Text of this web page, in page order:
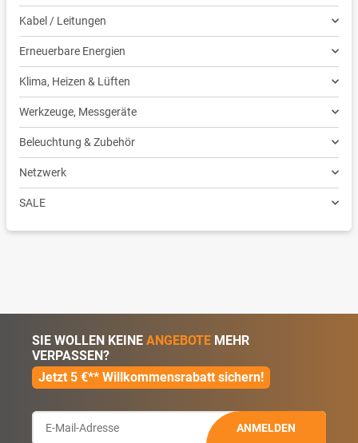
Kabel / Leitungen
Erneuerbare Energien
Klima, Heizen & Lüften
Werkzeuge, Messgeräte
Beleuchtung & Zubehör
Netzwerk
SALE
SIE WOLLEN KEINE ANGEBOTE MEHR
VERPASSEN?
Jetzt 5 €** Willkommensrabatt sichern!
ANMELDEN